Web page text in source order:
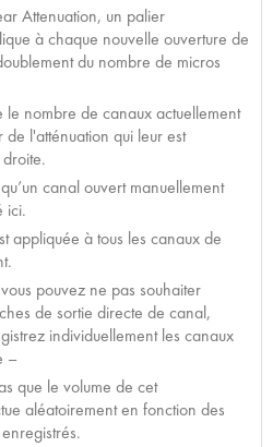
Attenuation, un palier
à chaque nouvelle ouverture de
du nombre de micros
le nombre de canaux actuellement
de l'atténuation qui leur est
canal ouvert manuellement
ici.
appliquée à tous les canaux de
pouvez ne pas souhaiter
de sortie directe de canal,
individuellement les canaux
–
que le volume de cet
aléatoirement en fonction des